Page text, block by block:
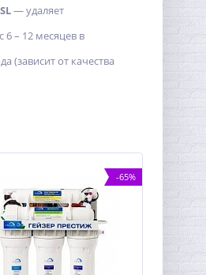
— удаляет
– 12 месяцев в
(зависит от качества
-65%